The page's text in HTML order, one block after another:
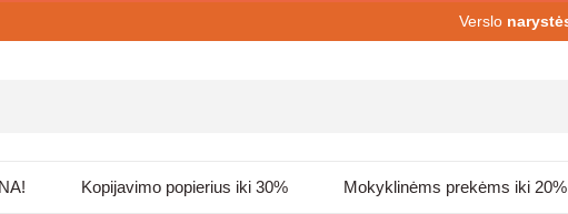
Verslo
Kopijavimo popierius iki 30% Mokyklinėms prekėms iki 20%